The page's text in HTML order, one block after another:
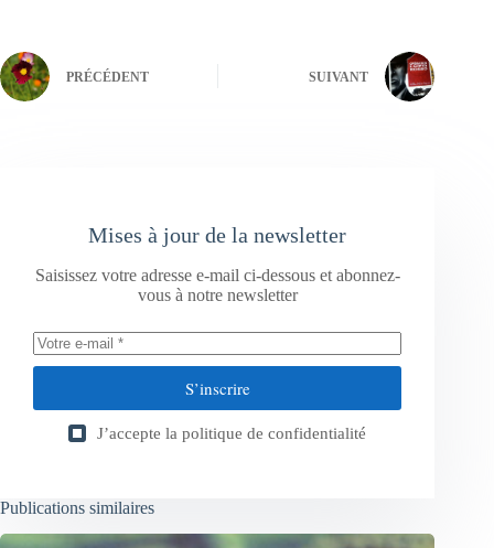
PRÉCÉDENT SUIVANT
Mises à jour de la newsletter
Saisissez votre adresse e-mail ci-dessous et abonnez-
vous à notre newsletter
S’inscrire
J’accepte la politique de confidentialité
Publications similaires